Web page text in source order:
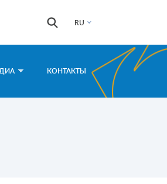
RU
Форма
Поиск
КОНТАКТЫ